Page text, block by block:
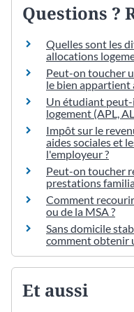
Questions ?
Quelles sont les
allocations
Peut-on toucher
le bien appartient
Un étudiant
logement (APL,
Impôt sur le
aides sociales et
l'employeur ?
Peut-on toucher
prestations
Comment
ou de la MSA ?
Sans domicile
comment obtenir
Et aussi